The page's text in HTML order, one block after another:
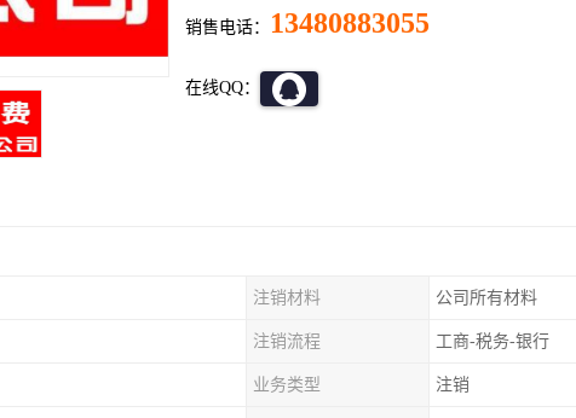
销售电话： 13480883055
在线QQ：
注销材料 公司所有材料
注销流程 工商-税务-银行
业务类型 注销